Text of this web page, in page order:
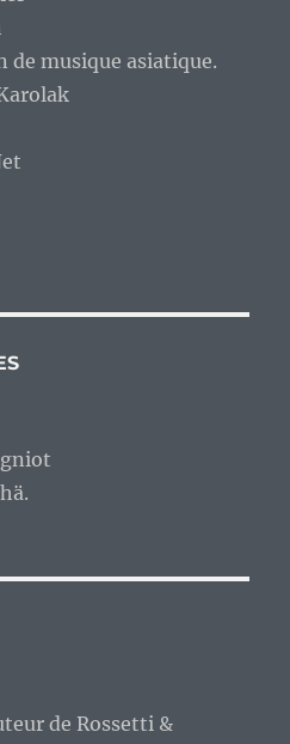
de musique asiatique.
de Rossetti &